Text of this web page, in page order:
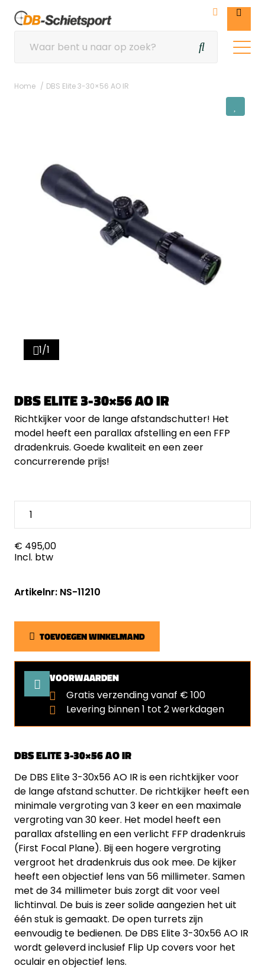
Home DBS Elite 3-30×56 AO IR
DBS ELITE 3-30×56 AO IR
De DBS Elite 3-30x56 AO IR is een richtkijker voor
de lange afstand schutter. De richtkijker heeft een
minimale vergroting van 3 keer en een maximale
vergroting van 30 keer. Het model heeft een
parallax afstelling en een verlicht FFP dradenkruis
(First Focal Plane). Bij een hogere vergroting
vergroot het dradenkruis dus ook mee. De kijker
heeft een objectief lens van 56 millimeter. Samen
met de 34 millimeter buis zorgt dit voor veel
lichtinval. De buis is zeer solide aangezien het uit
één stuk is gemaakt. De open turrets zijn
eenvoudig te bedienen. De DBS Elite 3-30x56 AO IR
wordt geleverd inclusief Flip Up covers voor het
oculair en objectief lens.
1/1
DBS ELITE 3-30×56 AO IR
Richtkijker voor de lange afstandschutter! Het
model heeft een parallax afstelling en een FFP
dradenkruis. Goede kwaliteit en een zeer
concurrerende prijs!
€ 495,00
Incl. btw
Artikelnr: NS-11210
TOEVOEGEN WINKELMAND
VOORWAARDEN
Gratis verzending vanaf € 100
Levering binnen 1 tot 2 werkdagen